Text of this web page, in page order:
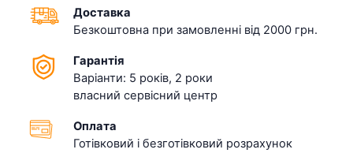
Доставка
Безкоштовна при замовленні від 2000 грн.
Гарантія
Варіанти: 5 років, 2 роки
власний сервісний центр
Оплата
Готівковий і безготівковий розрахунок